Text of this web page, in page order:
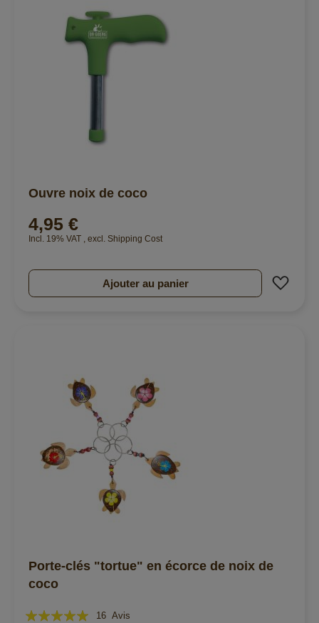
Ouvre noix de coco
4,95 €
Incl. 19% VAT , excl. Shipping Cost
Ajouter au panier
Porte-clés "tortue" en écorce de noix de
coco
Évaluation:
16 Avis